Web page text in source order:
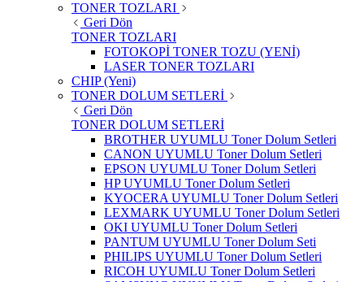
TONER TOZLARI
Geri Dön
TONER TOZLARI
FOTOKOPİ TONER TOZU (YENİ)
LASER TONER TOZLARI
CHIP (Yeni)
TONER DOLUM SETLERİ
Geri Dön
TONER DOLUM SETLERİ
BROTHER UYUMLU Toner Dolum Setleri
CANON UYUMLU Toner Dolum Setleri
EPSON UYUMLU Toner Dolum Setleri
HP UYUMLU Toner Dolum Setleri
KYOCERA UYUMLU Toner Dolum Setleri
LEXMARK UYUMLU Toner Dolum Setleri
OKI UYUMLU Toner Dolum Setleri
PANTUM UYUMLU Toner Dolum Seti
PHILIPS UYUMLU Toner Dolum Setleri
RICOH UYUMLU Toner Dolum Setleri